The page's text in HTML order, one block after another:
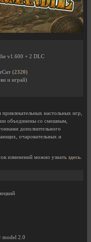
v1.600 + 2 DLC
(2320)
и играй)
настольных игр,
объединены со смешным,
дополнительного
очаровательных и
изменений можно узнать здесь.
model 2.0